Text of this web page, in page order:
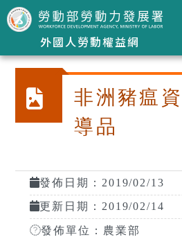
跳到主要內容區塊
外國人勞動權益網
非洲豬瘟
導品
發佈日期：2019/02/13
更新日期：2019/02/14
發佈單位：農業部